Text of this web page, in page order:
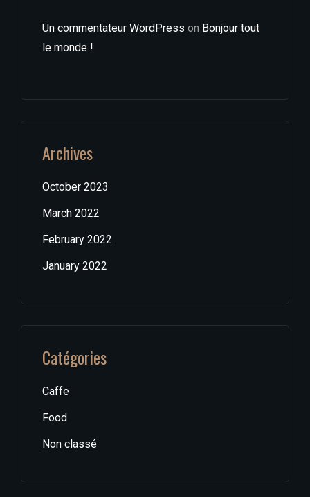
Un commentateur WordPress on Bonjour tout
le monde !
Archives
October 2023
March 2022
February 2022
January 2022
Catégories
Caffe
Food
Non classé